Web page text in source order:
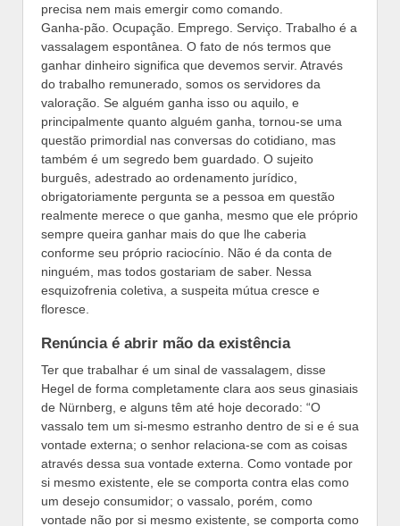
precisa nem mais emergir como comando.
Ganha-pão. Ocupação. Emprego. Serviço. Trabalho é a
vassalagem espontânea. O fato de nós termos que
ganhar dinheiro significa que devemos servir. Através
do trabalho remunerado, somos os servidores da
valoração. Se alguém ganha isso ou aquilo, e
principalmente quanto alguém ganha, tornou-se uma
questão primordial nas conversas do cotidiano, mas
também é um segredo bem guardado. O sujeito
burguês, adestrado ao ordenamento jurídico,
obrigatoriamente pergunta se a pessoa em questão
realmente merece o que ganha, mesmo que ele próprio
sempre queira ganhar mais do que lhe caberia
conforme seu próprio raciocínio. Não é da conta de
ninguém, mas todos gostariam de saber. Nessa
esquizofrenia coletiva, a suspeita mútua cresce e
floresce.
Renúncia é abrir mão da existência
Ter que trabalhar é um sinal de vassalagem, disse
Hegel de forma completamente clara aos seus ginasiais
de Nürnberg, e alguns têm até hoje decorado: “O
vassalo tem um si-mesmo estranho dentro de si e é sua
vontade externa; o senhor relaciona-se com as coisas
através dessa sua vontade externa. Como vontade por
si mesmo existente, ele se comporta contra elas como
um desejo consumidor; o vassalo, porém, como
vontade não por si mesmo existente, se comporta como